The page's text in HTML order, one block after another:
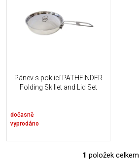
Pánev s poklicí PATHFINDER
Folding Skillet and Lid Set
dočasně
vyprodáno
O
1 položek celkem